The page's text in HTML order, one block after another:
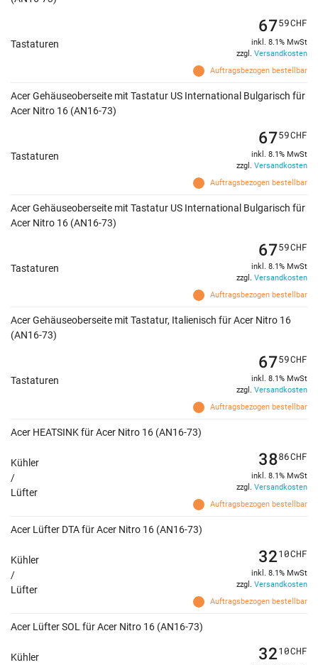
Tastaturen
Auftragsbezogen bestellbar
6759CHF
inkl. 8.1% MwSt
zzgl. Versandkosten
Acer Gehäuseoberseite mit Tastatur US International Bulgarisch für
Acer Nitro 16 (AN16-73)
Tastaturen
Auftragsbezogen bestellbar
6759CHF
inkl. 8.1% MwSt
zzgl. Versandkosten
Acer Gehäuseoberseite mit Tastatur US International Bulgarisch für
Acer Nitro 16 (AN16-73)
Tastaturen
Auftragsbezogen bestellbar
6759CHF
inkl. 8.1% MwSt
zzgl. Versandkosten
Acer Gehäuseoberseite mit Tastatur, Italienisch für Acer Nitro 16
(AN16-73)
Tastaturen
Auftragsbezogen bestellbar
6759CHF
inkl. 8.1% MwSt
zzgl. Versandkosten
Acer HEATSINK für Acer Nitro 16 (AN16-73)
Kühler
/
Lüfter
Auftragsbezogen bestellbar
3886CHF
inkl. 8.1% MwSt
zzgl. Versandkosten
Acer Lüfter DTA für Acer Nitro 16 (AN16-73)
Kühler
/
Lüfter
Auftragsbezogen bestellbar
3210CHF
inkl. 8.1% MwSt
zzgl. Versandkosten
Acer Lüfter SOL für Acer Nitro 16 (AN16-73)
Kühler
3210CHF